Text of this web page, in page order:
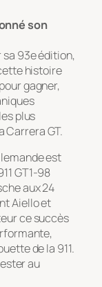
son
sa 93e édition,
histoire
gagner,
plus
GT.
est
GT1-98
aux 24
Aiello et
ce succès
de la 911.
au